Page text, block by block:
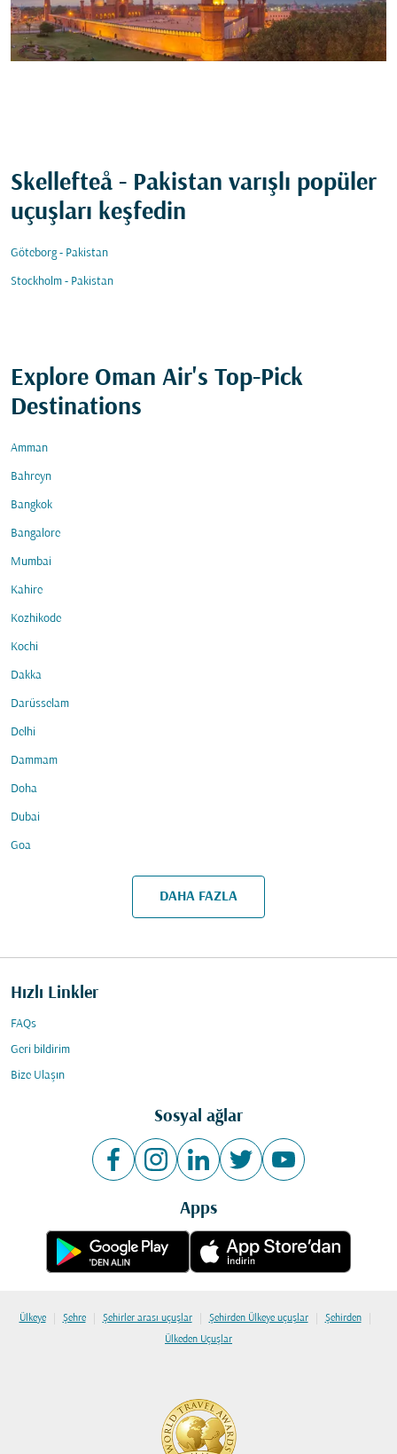
Skellefteå - Pakistan varışlı popüler
uçuşları keşfedin
Göteborg - Pakistan
Stockholm - Pakistan
Explore Oman Air's Top-Pick
Destinations
Amman
Bahreyn
Bangkok
Bangalore
Mumbai
Kahire
Kozhikode
Kochi
Dakka
Darüsselam
Delhi
Dammam
Doha
Dubai
Goa
DAHA FAZLA
Hızlı Linkler
FAQs
Geri bildirim
Bize Ulaşın
Sosyal ağlar
Apps
Ülkeye | Şehre | Şehirler arası uçuşlar | Şehirden Ülkeye uçuşlar | Şehirden |
Ülkeden Uçuşlar